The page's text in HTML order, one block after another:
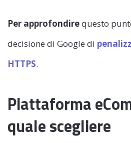
Per approfondirequesto
decisione di Google di
HTTPS.
Piattaforma
quale scegliere